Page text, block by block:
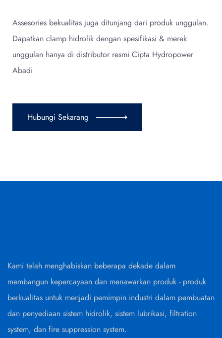
Assesories bekualitas juga ditunjang dari produk unggulan.
Dapatkan clamp hidrolik dengan spesifikasi & merek
unggulan hanya di distributor resmi Cipta Hydropower
Abadi
Hubungi Sekarang
Kami telah menghabiskan beberapa dekade dalam
membangun kepercayaan dan menawarkan produk - produk
berkualitas untuk menjadi pemimpin industri dalam pembuatan
dan penyediaan sistem hidrolik, sistem lubrikasi, filtration
system, dan fire suppression system.